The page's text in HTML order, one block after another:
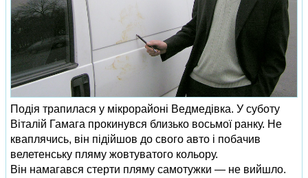
Подія трапилася у мікрорайоні Ведмедівка. У суботу
Віталій Гамага прокинувся близько восьмої ранку. Не
кваплячись, він підійшов до свого авто і побачив
велетенську пляму жовтуватого кольору.
Він намагався стерти пляму самотужки — не вийшло.